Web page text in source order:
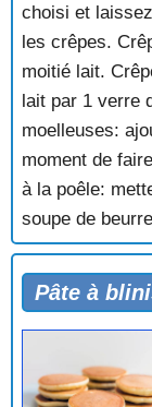
choisi et
les crêpes.
moitié lait.
lait par 1 verre
moelleuses:
moment de
à la poêle:
soupe de
Pâte à